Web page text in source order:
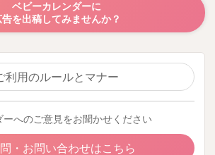
ベビーカレンダーに
告を出稿してみませんか？
利用のルールとマナー
ーへのご意見をお聞かせください
・お問い合わせはこちら